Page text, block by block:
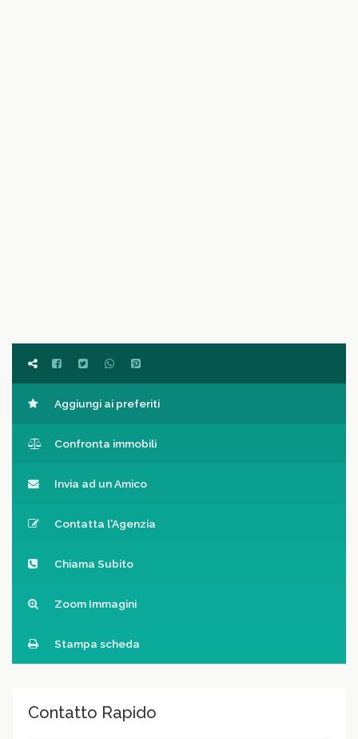
Aggiungi ai preferiti
Confronta immobili
Invia ad un Amico
Contatta l'Agenzia
Chiama Subito
Zoom Immagini
Stampa scheda
Contatto Rapido